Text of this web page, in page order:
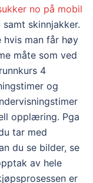
no på mobil
skinnjakker.
hvis man får høy
måte som ved
4
og
opplæring. Pga
tar med
du se bilder, se
av hele
er